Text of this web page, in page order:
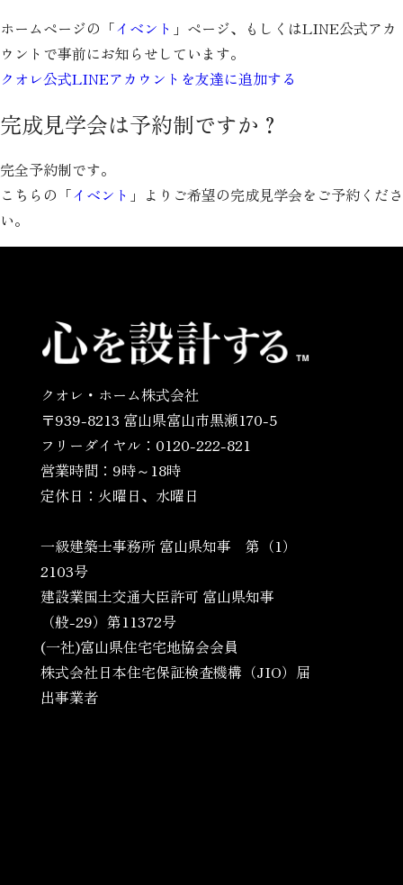
ホームページの「イベント 」ページ、もしくはLINE公式アカ
ウントで事前にお知らせしています。
クオレ公式LINEアカウントを友達に追加する
完成見学会は予約制ですか？
完全予約制です。
こちらの「イベント 」よりご希望の完成見学会をご予約くださ
い。
クオレ・ホーム株式会社
〒939-8213 富山県富山市黒瀬170-5
フリーダイヤル：0120-222-821
営業時間：9時～18時
定休日：火曜日、水曜日
一級建築士事務所 富山県知事 第（1）
2103号
建設業国土交通大臣許可 富山県知事
（般-29）第11372号
(一社)富山県住宅宅地協会会員
株式会社日本住宅保証検査機構（JIO）届
出事業者